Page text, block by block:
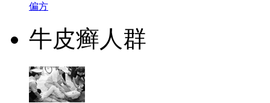
偏方
牛皮癣人群